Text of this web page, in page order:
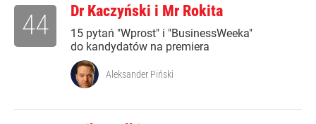
Dr Kaczyński i Mr Rokita
15 pytań "Wprost" i "BusinessWeeka"
do kandydatów na premiera
44
Aleksander Piński